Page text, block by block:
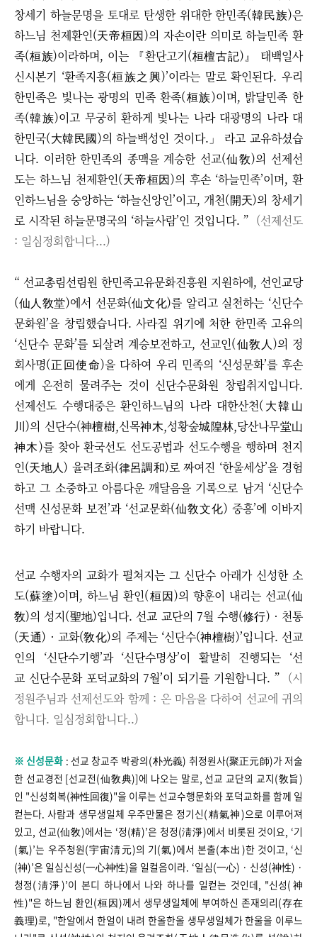
창세기 하늘문명을 토대로 탄생한 위대한 한민족(韓民族)은
하느님 천제환인(天帝桓因)의 자손이란 의미로 하늘민족 환
족(桓族)이라하며, 이는 『환단고기(桓檀古記)』 태백일사
신시본기 ‘환족지흥(桓族之興)’이라는 말로 확인된다. 우리
한민족은 빛나는 광명의 민족 환족(桓族)이며, 밝달민족 한
족(韓族)이고 무궁히 환하게 빛나는 나라 대광명의 나라 대
한민국(大韓民國)의 하늘백성인 것이다.」 라고 교유하셨습
니다. 이러한 한민족의 종맥을 계승한 선교(仙敎)의 선제선
도는 하느님 천제환인(天帝桓因)의 후손 ‘하늘민족’이며, 환
인하느님을 숭앙하는 ‘하늘신앙인’이고, 개천(開天)의 창세기
로 시작된 하늘문명국의 ‘하늘사람’인 것입니다. ” (선제선도
: 일심정회합니다...)
“ 선교총림선림원 한민족고유문화진흥원 지원하에, 선인교당
(仙人敎堂)에서 선문화(仙文化)를 알리고 실천하는 ‘신단수
문화원’을 창립했습니다. 사라질 위기에 처한 한민족 고유의
‘신단수 문화’를 되살려 계승보전하고, 선교인(仙敎人)의 정
회사명(正回使命)을 다하여 우리 민족의 ‘신성문화’를 후손
에게 온전히 물려주는 것이 신단수문화원 창립취지입니다.
선제선도 수행대중은 환인하느님의 나라 대한산천(大韓山
川)의 신단수(神檀樹,신목神木,성황숲城隍林,당산나무堂山
神木)를 찾아 환국선도 선도공법과 선도수행을 행하며 천지
인(天地人) 율려조화(律呂調和)로 짜여진 ‘한울세상’을 경험
하고 그 소중하고 아름다운 깨달음을 기록으로 남겨 ‘신단수
선맥 신성문화 보전’과 ‘선교문화(仙敎文化) 중흥’에 이바지
하기 바랍니다.
선교 수행자의 교화가 펼쳐지는 그 신단수 아래가 신성한 소
도(蘇塗)이며, 하느님 환인(桓因)의 향훈이 내리는 선교(仙
敎)의 성지(聖地)입니다. 선교 교단의 7월 수행(修行) · 천통
(天通) · 교화(敎化)의 주제는 ‘신단수(神檀樹)’입니다. 선교
인의 ‘신단수기행’과 ‘신단수명상’이 활발히 진행되는 ‘선
교 신단수문화 포덕교화의 7월’이 되기를 기원합니다. ” (시
정원주님과 선제선도와 함께 : 온 마음을 다하여 선교에 귀의
합니다. 일심정회합니다..)
※ 신성문화 : 선교 창교주 박광의(朴光義) 취정원사(聚正元師)가 저술
한 선교경전 [선교전(仙敎典)]에 나오는 말로, 선교 교단의 교지(敎旨)
인 "신성회복(神性回復)"을 이루는 선교수행문화와 포덕교화를 함께 일
컫는다. 사람과 생무생일체 우주만물은 정기신(精氣神)으로 이루어져
있고, 선교(仙敎)에서는 ‘정(精)’은 청정(淸淨)에서 비롯된 것이요, ‘기
(氣)’는 우주청원(宇宙淸元)의 기(氣)에서 본출(本出)한 것이고, ‘신
(神)’은 일심신성(一心神性)을 일컬음이라. ‘일심(一心) · 신성(神性) ·
청정(淸淨)’이 본디 하나에서 나와 하나를 일컫는 것인데, "신성(神
性)"은 하느님 환인(桓因)께서 생무생일체에 부여하신 존재의리(存在
義理)로, "한알에서 한얼이 내려 한올한올 생무생일체가 한울을 이루느